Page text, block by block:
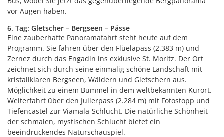
vor Augen haben.
6. Tag: Gletscher – Bergseen – Pässe
Eine zauberhafte Panoramafahrt steht heute auf dem
Programm. Sie fahren über den Flüelapass (2.383 m) und
Zernez durch das Engadin ins exklusive St. Moritz. Der Ort
zeichnet sich durch seine einmalig schöne Landschaft mit
kristallklaren Bergseen, Wäldern und Gletschern aus.
Möglichkeit zu einem Bummel in dem weltbekannten Kurort.
Weiterfahrt über den Julierpass (2.284 m) mit Fotostopp und
Tiefencastel zur Viamala-Schlucht. Die natürliche Schönheit
der schmalen, mystischen Schlucht bietet ein
beeindruckendes Naturschauspiel.